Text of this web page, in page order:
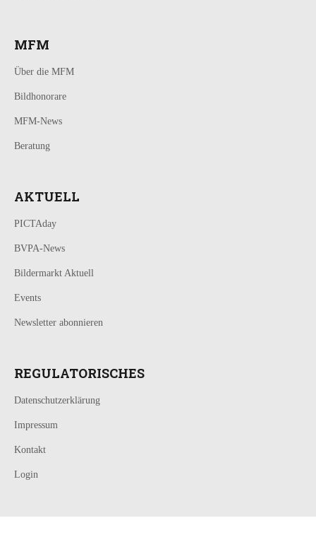
MFM
Über die MFM
Bildhonorare
MFM-News
Beratung
AKTUELL
PICTAday
BVPA-News
Bildermarkt Aktuell
Events
Newsletter abonnieren
REGULATORISCHES
Datenschutzerklärung
Impressum
Kontakt
Login